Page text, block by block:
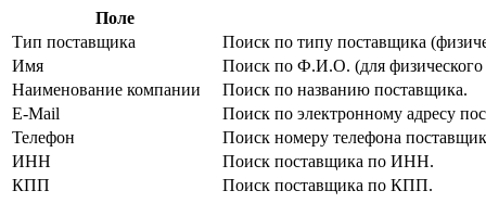
Поле
Тип поставщика
Поиск по типу поставщика
Имя
Поиск по Ф.И.О. (для физического
Наименование компании
Поиск по названию поставщика.
E-Mail
Поиск по электронному адресу
Телефон
Поиск номеру телефона
ИНН
Поиск поставщика по ИНН.
КПП
Поиск поставщика по КПП.